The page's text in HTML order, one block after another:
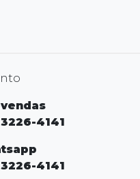
4141
4141